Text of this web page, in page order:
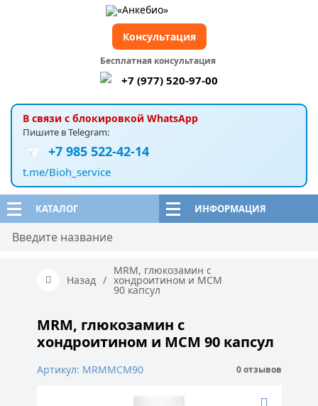
КАТАЛОГ ИНФОРМАЦИЯ
В связи с блокировкой WhatsApp
Пишите в Telegram:
+7 985 522-42-14
t.me/Bioh_service
Бесплатная консультация
+7 (977) 520-97-00
Консультация
Назад /
MRM, глюкозамин с
хондроитином и МСМ
90 капсул
MRM, глюкозамин с
хондроитином и МСМ 90 капсул
Артикул: MRMМСМ90 0 отзывов